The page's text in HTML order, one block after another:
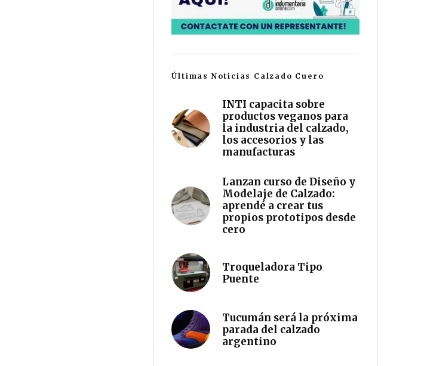
Últimas Noticias Calzado Cuero
INTI capacita sobre
productos veganos para
la industria del calzado,
los accesorios y las
manufacturas
Lanzan curso de Diseño y
Modelaje de Calzado:
aprendé a crear tus
propios prototipos desde
cero
Troqueladora Tipo
Puente
Tucumán será la próxima
parada del calzado
argentino